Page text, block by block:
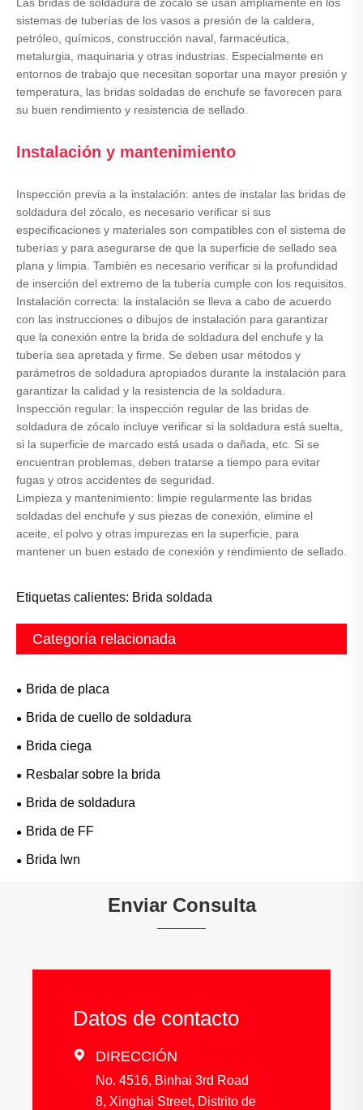
Las bridas de soldadura de zócalo se usan ampliamente en los
sistemas de tuberías de los vasos a presión de la caldera,
petróleo, químicos, construcción naval, farmacéutica,
metalurgia, maquinaria y otras industrias. Especialmente en
entornos de trabajo que necesitan soportar una mayor presión y
temperatura, las bridas soldadas de enchufe se favorecen para
su buen rendimiento y resistencia de sellado.
Instalación y mantenimiento
Inspección previa a la instalación: antes de instalar las bridas de
soldadura del zócalo, es necesario verificar si sus
especificaciones y materiales son compatibles con el sistema de
tuberías y para asegurarse de que la superficie de sellado sea
plana y limpia. También es necesario verificar si la profundidad
de inserción del extremo de la tubería cumple con los requisitos.
Instalación correcta: la instalación se lleva a cabo de acuerdo
con las instrucciones o dibujos de instalación para garantizar
que la conexión entre la brida de soldadura del enchufe y la
tubería sea apretada y firme. Se deben usar métodos y
parámetros de soldadura apropiados durante la instalación para
garantizar la calidad y la resistencia de la soldadura.
Inspección regular: la inspección regular de las bridas de
soldadura de zócalo incluye verificar si la soldadura está suelta,
si la superficie de marcado está usada o dañada, etc. Si se
encuentran problemas, deben tratarse a tiempo para evitar
fugas y otros accidentes de seguridad.
Limpieza y mantenimiento: limpie regularmente las bridas
soldadas del enchufe y sus piezas de conexión, elimine el
aceite, el polvo y otras impurezas en la superficie, para
mantener un buen estado de conexión y rendimiento de sellado.
Etiquetas calientes: Brida soldada
Categoría relacionada
Brida de placa
Brida de cuello de soldadura
Brida ciega
Resbalar sobre la brida
Brida de soldadura
Brida de FF
Brida lwn
Enviar Consulta
Datos de contacto
 DIRECCIÓN
No. 4516, Binhai 3rd Road
8, Xinghai Street, Distrito de